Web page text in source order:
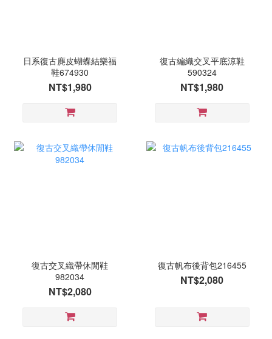
日系復古麂皮蝴蝶結樂福
鞋674930
NT$1,980
復古編織交叉平底涼鞋
590324
NT$1,980
復古交叉織帶休閒鞋
982034
NT$2,080
復古帆布後背包216455
NT$2,080